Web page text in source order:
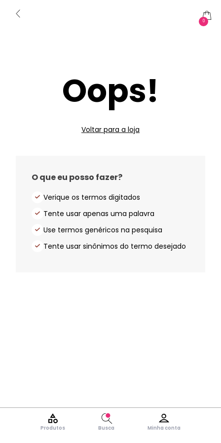
0
Produtos Busca Minha conta
Oops!
Voltar para a loja
O que eu posso fazer?
Verique os termos digitados
Tente usar apenas uma palavra
Use termos genéricos na pesquisa
Tente usar sinônimos do termo desejado